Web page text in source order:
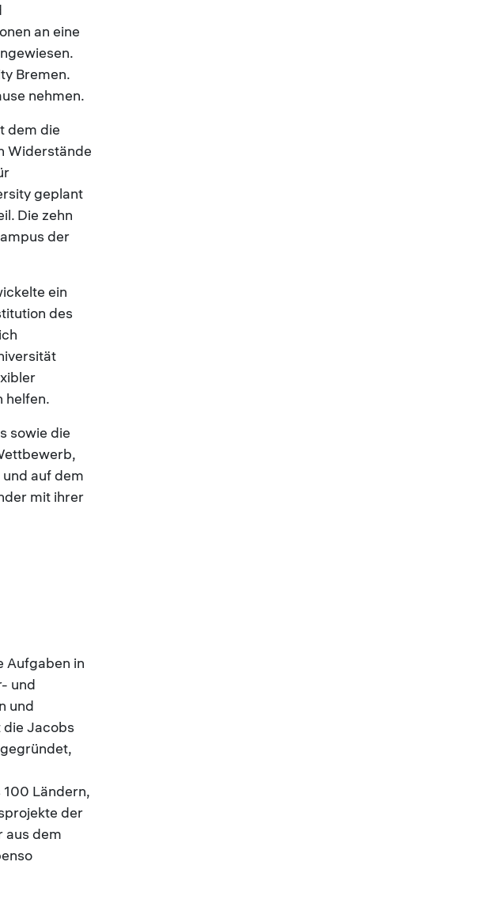
an eine
Bremen.
nehmen.
dem die
Widerstände
geplant
Die zehn
der
ein
des
helfen.
sowie die
auf dem
mit ihrer
Aufgaben in
und
und
Jacobs
Ländern,
der
aus dem